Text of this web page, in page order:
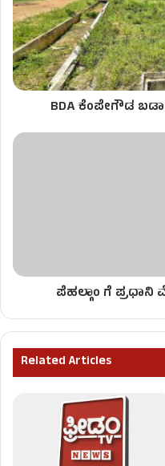
BDA ಕೆಂಪೇಗೌಡ
ಪೆಹಲ್ಗಾಂ ಗೆ
Related Articles